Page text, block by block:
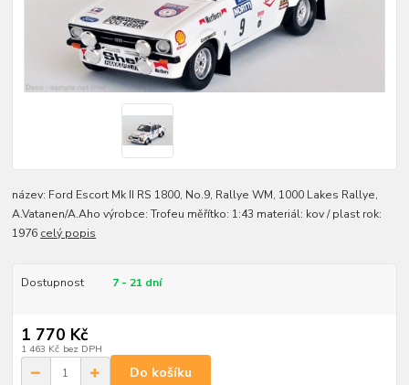
název: Ford Escort Mk II RS 1800, No.9, Rallye WM, 1000 Lakes Rallye,
A.Vatanen/A.Aho výrobce: Trofeu měřítko: 1:43 materiál: kov / plast rok:
1976 celý popis
Dostupnost 7 - 21 dní
1 770 Kč
1 463 Kč bez DPH
Do košíku